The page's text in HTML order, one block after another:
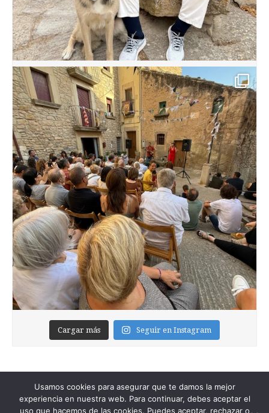
Cargar más Seguir en Instagram
Usamos cookies para asegurar que te damos la mejor
experiencia en nuestra web. Para continuar, debes aceptar el
uso que hacemos de las cookies. Puedes aceptar, rechazar o